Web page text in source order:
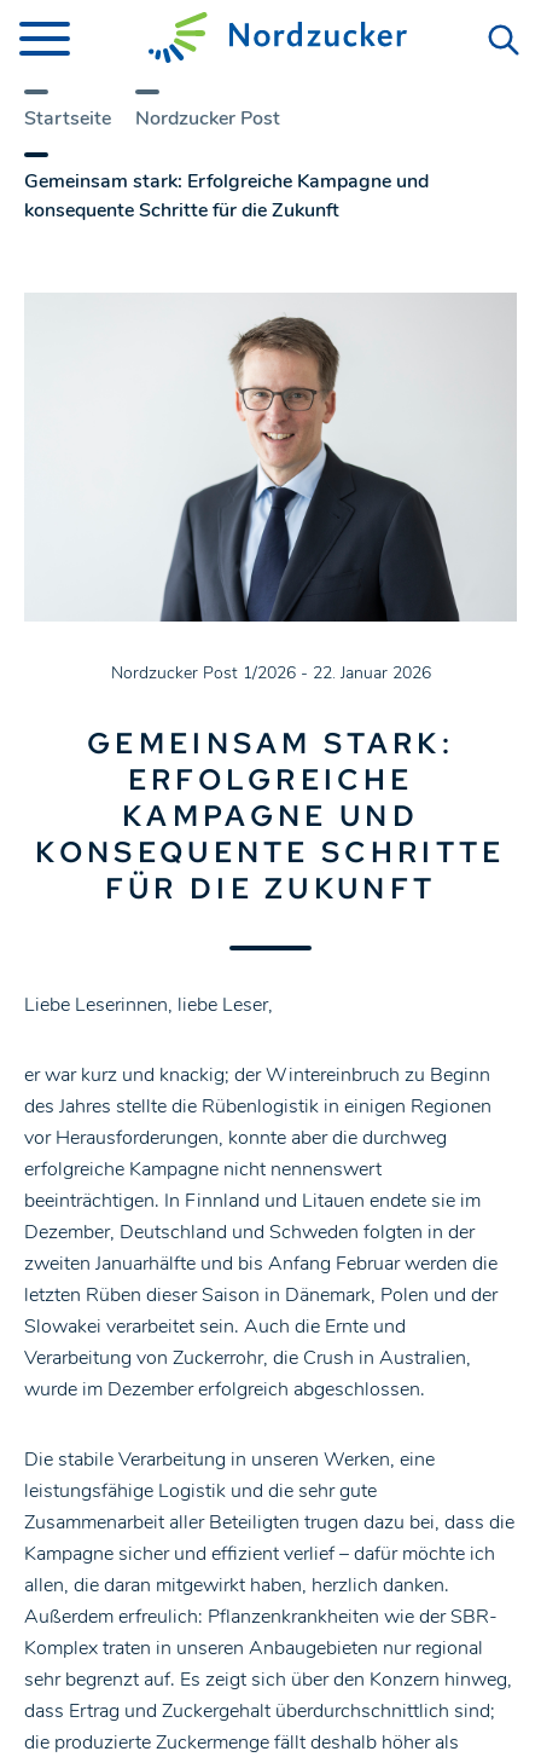
Startseite Nordzucker Post
Gemeinsam stark: Erfolgreiche Kampagne und
konsequente Schritte für die Zukunft
Nordzucker Post 1/2026 - 22. Januar 2026
GEMEINSAM STARK:
ERFOLGREICHE
KAMPAGNE UND
KONSEQUENTE SCHRITTE
FÜR DIE ZUKUNFT
Liebe Leserinnen, liebe Leser,
er war kurz und knackig; der Wintereinbruch zu Beginn
des Jahres stellte die Rübenlogistik in einigen Regionen
vor Herausforderungen, konnte aber die durchweg
erfolgreiche Kampagne nicht nennenswert
beeinträchtigen. In Finnland und Litauen endete sie im
Dezember, Deutschland und Schweden folgten in der
zweiten Januarhälfte und bis Anfang Februar werden die
letzten Rüben dieser Saison in Dänemark, Polen und der
Slowakei verarbeitet sein. Auch die Ernte und
Verarbeitung von Zuckerrohr, die Crush in Australien,
wurde im Dezember erfolgreich abgeschlossen.
Die stabile Verarbeitung in unseren Werken, eine
leistungsfähige Logistik und die sehr gute
Zusammenarbeit aller Beteiligten trugen dazu bei, dass die
Kampagne sicher und effizient verlief – dafür möchte ich
allen, die daran mitgewirkt haben, herzlich danken.
Außerdem erfreulich: Pflanzenkrankheiten wie der SBR-
Komplex traten in unseren Anbaugebieten nur regional
sehr begrenzt auf. Es zeigt sich über den Konzern hinweg,
dass Ertrag und Zuckergehalt überdurchschnittlich sind;
die produzierte Zuckermenge fällt deshalb höher als